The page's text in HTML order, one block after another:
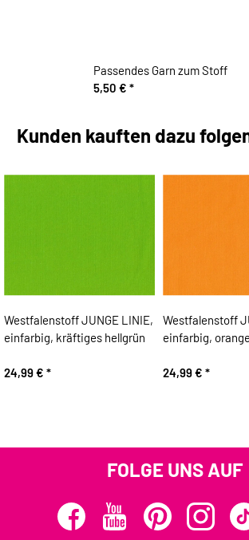
Passendes Garn zum Stoff
5,50 € *
Kunden kauften dazu
Westfalenstoff JUNGE LINIE,
einfarbig, kräftiges hellgrün
24,99 € *
Westfalenstoff
einfarbig, orange
24,99 € *
FOLGE UNS AUF